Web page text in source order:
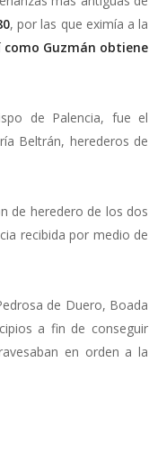
, por las que eximía a la
Guzmán obtiene
de Palencia, fue el
Beltrán, herederos de
de heredero de los dos
recibida por medio de
de Duero, Boada
a fin de conseguir
en orden a la